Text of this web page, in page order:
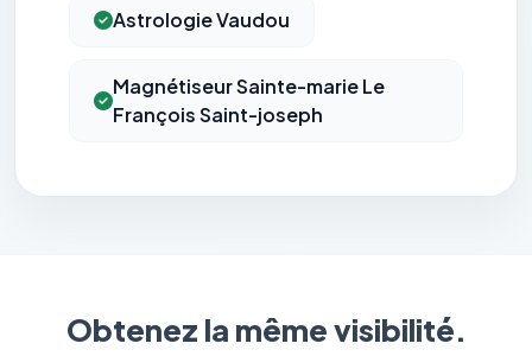
Astrologie Vaudou
Magnétiseur Sainte-marie Le
François Saint-joseph
Obtenez la même visibilité.